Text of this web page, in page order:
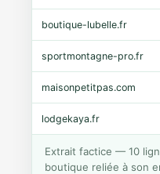
boutique-lubelle.fr
sportmontagne-pro.fr
maisonpetitpas.com
lodgekaya.fr
Extrait factice — 10
boutique reliée à son